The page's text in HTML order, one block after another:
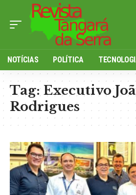
NOTÍCIAS POLÍTICA
Tag:Executivo
Rodrigues